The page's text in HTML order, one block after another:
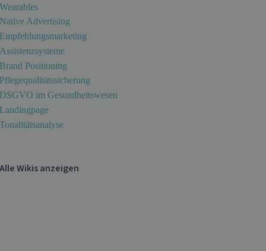
Wearables
Native Advertising
Empfehlungsmarketing
Assistenzsysteme
Brand Positioning
Pflegequalitätssicherung
DSGVO im Gesundheitswesen
Landingpage
Tonalitätsanalyse
Alle Wikis anzeigen